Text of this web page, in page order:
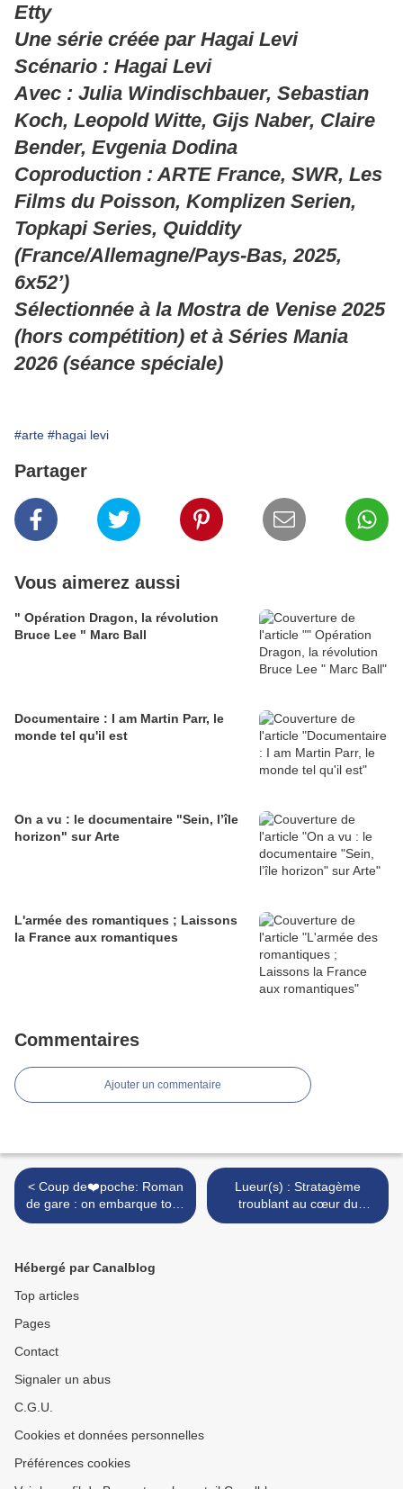
Etty
Une série créée par Hagai Levi
Scénario : Hagai Levi
Avec : Julia Windischbauer, Sebastian
Koch, Leopold Witte, Gijs Naber, Claire
Bender, Evgenia Dodina
Coproduction : ARTE France, SWR, Les
Films du Poisson, Komplizen Serien,
Topkapi Series, Quiddity
(France/Allemagne/Pays-Bas, 2025,
6x52’)
Sélectionnée à la Mostra de Venise 2025
(hors compétition) et à Séries Mania
2026 (séance spéciale)
#arte #hagai levi
Partager
Vous aimerez aussi
" Opération Dragon, la révolution
Bruce Lee " Marc Ball
Documentaire : I am Martin Parr, le
monde tel qu'il est
On a vu : le documentaire "Sein, l’île
horizon" sur Arte
L'armée des romantiques ; Laissons
la France aux romantiques
Commentaires
Ajouter un commentaire
< Coup de❤️poche: Roman
de gare : on embarque tous
!!
Lueur(s) : Stratagème
troublant au cœur du
complotisme, pour mieux
Hébergé par Canalblog
Top articles
Pages
Contact
Signaler un abus
C.G.U.
Cookies et données personnelles
Préférences cookies